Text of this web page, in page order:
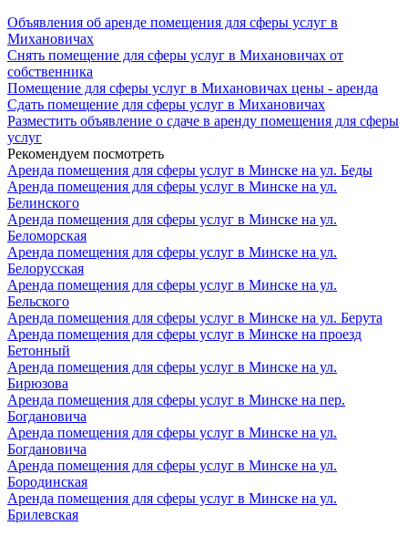
Объявления об аренде помещения для сферы услуг в
Михановичах
Снять помещение для сферы услуг в Михановичах от
собственника
Помещение для сферы услуг в Михановичах цены - аренда
Сдать помещение для сферы услуг в Михановичах
Разместить объявление о сдаче в аренду помещения для сферы
услуг
Рекомендуем посмотреть
Аренда помещения для сферы услуг в Минске на ул. Беды
Аренда помещения для сферы услуг в Минске на ул.
Белинского
Аренда помещения для сферы услуг в Минске на ул.
Беломорская
Аренда помещения для сферы услуг в Минске на ул.
Белорусская
Аренда помещения для сферы услуг в Минске на ул.
Бельского
Аренда помещения для сферы услуг в Минске на ул. Берута
Аренда помещения для сферы услуг в Минске на проезд
Бетонный
Аренда помещения для сферы услуг в Минске на ул.
Бирюзова
Аренда помещения для сферы услуг в Минске на пер.
Богдановича
Аренда помещения для сферы услуг в Минске на ул.
Богдановича
Аренда помещения для сферы услуг в Минске на ул.
Бородинская
Аренда помещения для сферы услуг в Минске на ул.
Брилевская